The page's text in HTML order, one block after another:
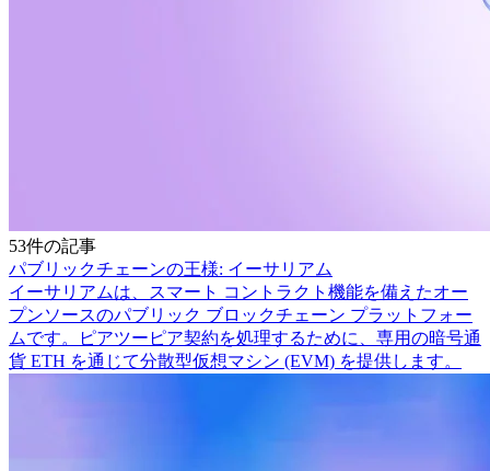
53件の記事
パブリックチェーンの王様: イーサリアム
イーサリアムは、スマート コントラクト機能を備えたオー
プンソースのパブリック ブロックチェーン プラットフォー
ムです。ピアツーピア契約を処理するために、専用の暗号通
貨 ETH を通じて分散型仮想マシン (EVM) を提供します。